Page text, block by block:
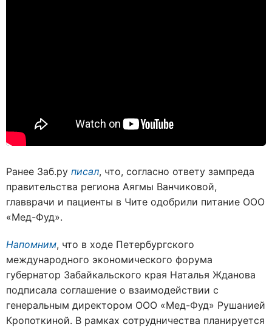
Ранее Заб.ру писал, что, согласно ответу зампреда
правительства региона Аягмы Ванчиковой,
главврачи и пациенты в Чите одобрили питание ООО
«Мед-Фуд».
Напомним, что в ходе Петербургского
международного экономического форума
губернатор Забайкальского края Наталья Жданова
подписала соглашение о взаимодействии с
генеральным директором ООО «Мед-Фуд» Рушанией
Кропоткиной. В рамках сотрудничества планируется